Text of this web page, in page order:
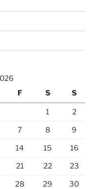
F S S
1 2
7 8 9
14 15 16
21 22 23
28 29 30